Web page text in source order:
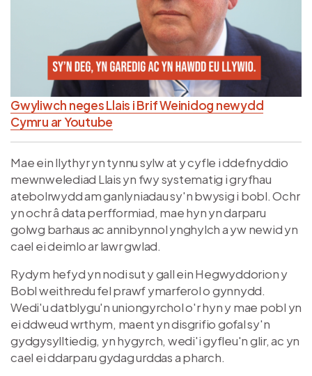
Gwyliwch neges Llais i Brif Weinidog newydd
Cymru ar Youtube
Mae ein llythyr yn tynnu sylw at y cyfle i ddefnyddio
mewnwelediad Llais yn fwy systematig i gryfhau
atebolrwydd am ganlyniadau sy'n bwysig i bobl. Ochr
yn ochr â data perfformiad, mae hyn yn darparu
golwg barhaus ac annibynnol ynghylch a yw newid yn
cael ei deimlo ar lawr gwlad.
Rydym hefyd yn nodi sut y gall ein Hegwyddorion y
Bobl weithredu fel prawf ymarferol o gynnydd.
Wedi'u datblygu'n uniongyrchol o'r hyn y mae pobl yn
ei ddweud wrthym, maent yn disgrifio gofal sy'n
gydgysylltiedig, yn hygyrch, wedi'i gyfleu'n glir, ac yn
cael ei ddarparu gydag urddas a pharch.